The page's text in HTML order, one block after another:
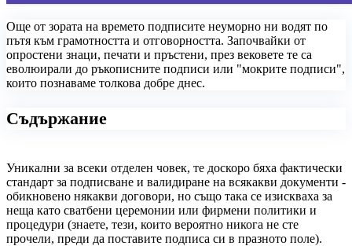
Още от зората на времето подписите неуморно ни водят по
пътя към грамотността и отговорността. Започвайки от
опростени знаци, печати и пръстени, през вековете те са
еволюирали до ръкописните подписи или "мокрите подписи",
които познаваме толкова добре днес.
Съдържание
Уникални за всеки отделен човек, те доскоро бяха фактически
стандарт за подписване и валидиране на всякакви документи -
обикновено някакви договори, но също така се изискваха за
неща като сватбени церемонии или фирмени политики и
процедури (знаете, тези, които вероятно никога не сте
прочели, преди да поставите подписа си в празното поле).